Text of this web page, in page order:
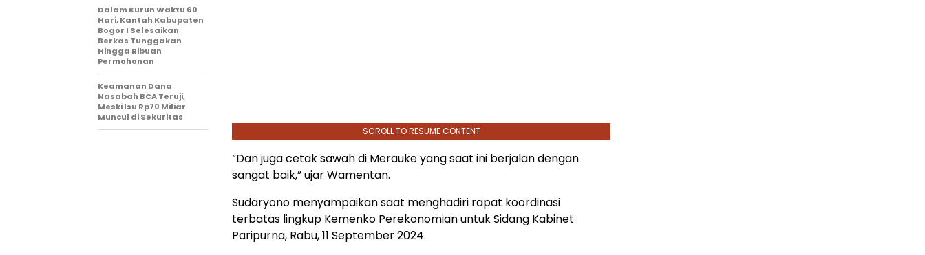
SCROLL TO RESUME CONTENT
“Dan juga cetak sawah di Merauke yang saat ini berjalan dengan
sangat baik,” ujar Wamentan.
Sudaryono menyampaikan saat menghadiri rapat koordinasi
terbatas lingkup Kemenko Perekonomian untuk Sidang Kabinet
Paripurna, Rabu, 11 September 2024.
Dalam Kurun Waktu 60
Hari, Kantah Kabupaten
Bogor I Selesaikan
Berkas Tunggakan
Hingga Ribuan
Permohonan
Keamanan Dana
Nasabah BCA Teruji,
Meski Isu Rp70 Miliar
Muncul di Sekuritas